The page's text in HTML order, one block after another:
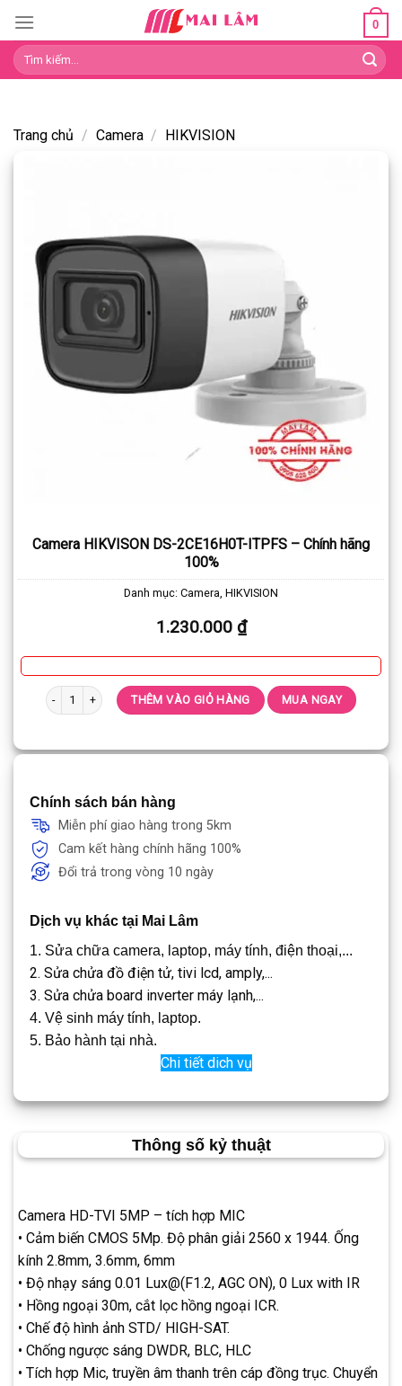
content
0
Tìm
kiếm:
Trang chủ / Camera / HIKVISION
Camera HIKVISON DS-2CE16H0T-ITPFS – Chính hãng
100%
Danh mục: Camera HIKVISION
1.230.000 ₫
Camera HIKVISON DS-2CE16H0T-ITPFS - Chính hãng 100% số lượng
THÊM VÀO GIỎ HÀNG MUA NGAY
Chính sách bán hàng
Miễn phí giao hàng trong 5km
Cam kết hàng chính hãng 100%
Đổi trả trong vòng 10 ngày
Dịch vụ khác tại Mai Lâm
1. Sửa chữa camera, laptop, máy tính, điện thoại,...
2. Sửa chửa đồ điện tử, tivi lcd, amply,...
3. Sửa chửa board inverter máy lạnh,...
4. Vệ sinh máy tính, laptop.
5. Bảo hành tại nhà.
Chi tiết dich vụ
Thông số kỷ thuật
Camera HD-TVI 5MP – tích hợp MIC
• Cảm biến CMOS 5Mp. Độ phân giải 2560 x 1944. Ống
kính 2.8mm, 3.6mm, 6mm
• Độ nhạy sáng 0.01 Lux@(F1.2, AGC ON), 0 Lux with IR
• Hồng ngoại 30m, cắt lọc hồng ngoại ICR.
• Chế độ hình ảnh STD/ HIGH-SAT.
• Chống ngược sáng DWDR, BLC, HLC
• Tích hợp Mic, truyền âm thanh trên cáp đồng trục. Chuyển